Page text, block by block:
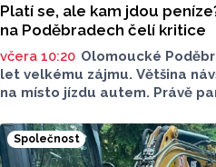
Platí se, ale kam jdou
na Poděbradech čelí kritice
včera 10:20 Olomoucké
let velkému zájmu. Většina
na místo jízdu autem. Právě
Na konci června vznikla na
Poděbrady bez závor a
Společnost